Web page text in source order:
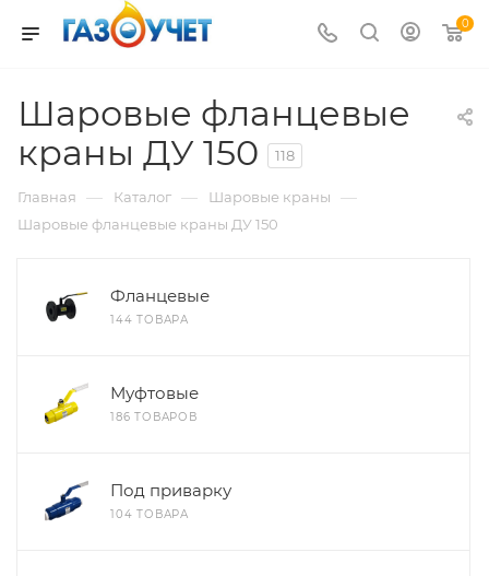
0
Шаровые фланцевые
краны ДУ 150
118
Главная — Каталог — Шаровые краны —
Шаровые фланцевые краны ДУ 150
Фланцевые
144 ТОВАРА
Муфтовые
186 ТОВАРОВ
Под приварку
104 ТОВАРА